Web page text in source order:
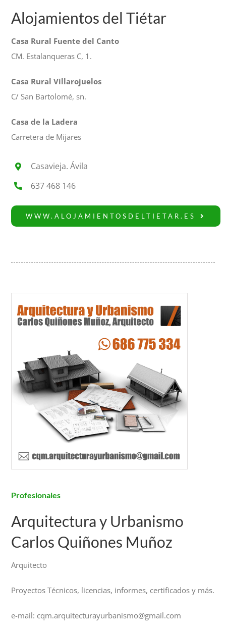
Alojamientos del Tiétar
Casa Rural Fuente del Canto
CM. Estalanqueras C, 1.
Casa Rural Villarojuelos
C/ San Bartolomé, sn.
Casa de la Ladera
Carretera de Mijares
Casavieja. Ávila
637 468 146
WWW.ALOJAMIENTOSDELTIETAR.ES
Profesionales
Arquitectura y Urbanismo
Carlos Quiñones Muñoz
Arquitecto
Proyectos Técnicos, licencias, informes, certificados y más.
e-mail: cqm.arquitecturayurbanismo@gmail.com